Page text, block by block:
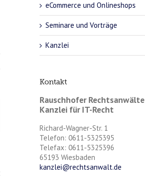
eCommerce und Onlineshops
Seminare und Vorträge
Kanzlei
Kontakt
Rauschhofer Rechtsanwälte
Kanzlei für IT-Recht
Richard-Wagner-Str. 1
Telefon: 0611-5325395
Telefax: 0611-5325396
65193 Wiesbaden
kanzlei@rechtsanwalt.de